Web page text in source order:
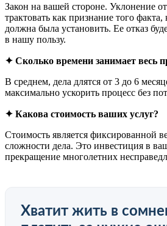
Закон на вашей стороне. Уклонение
трактовать как признание того факта,
должна была установить. Ее отказ
в нашу пользу.
✦ Сколько времени занимает весь
В среднем, дела длятся от 3 до 6
максимально ускорить процесс без
✦ Какова стоимость ваших услуг?
Стоимость является фиксированной
сложности дела. Это инвестиция в
прекращение многолетних
Хватит жить в